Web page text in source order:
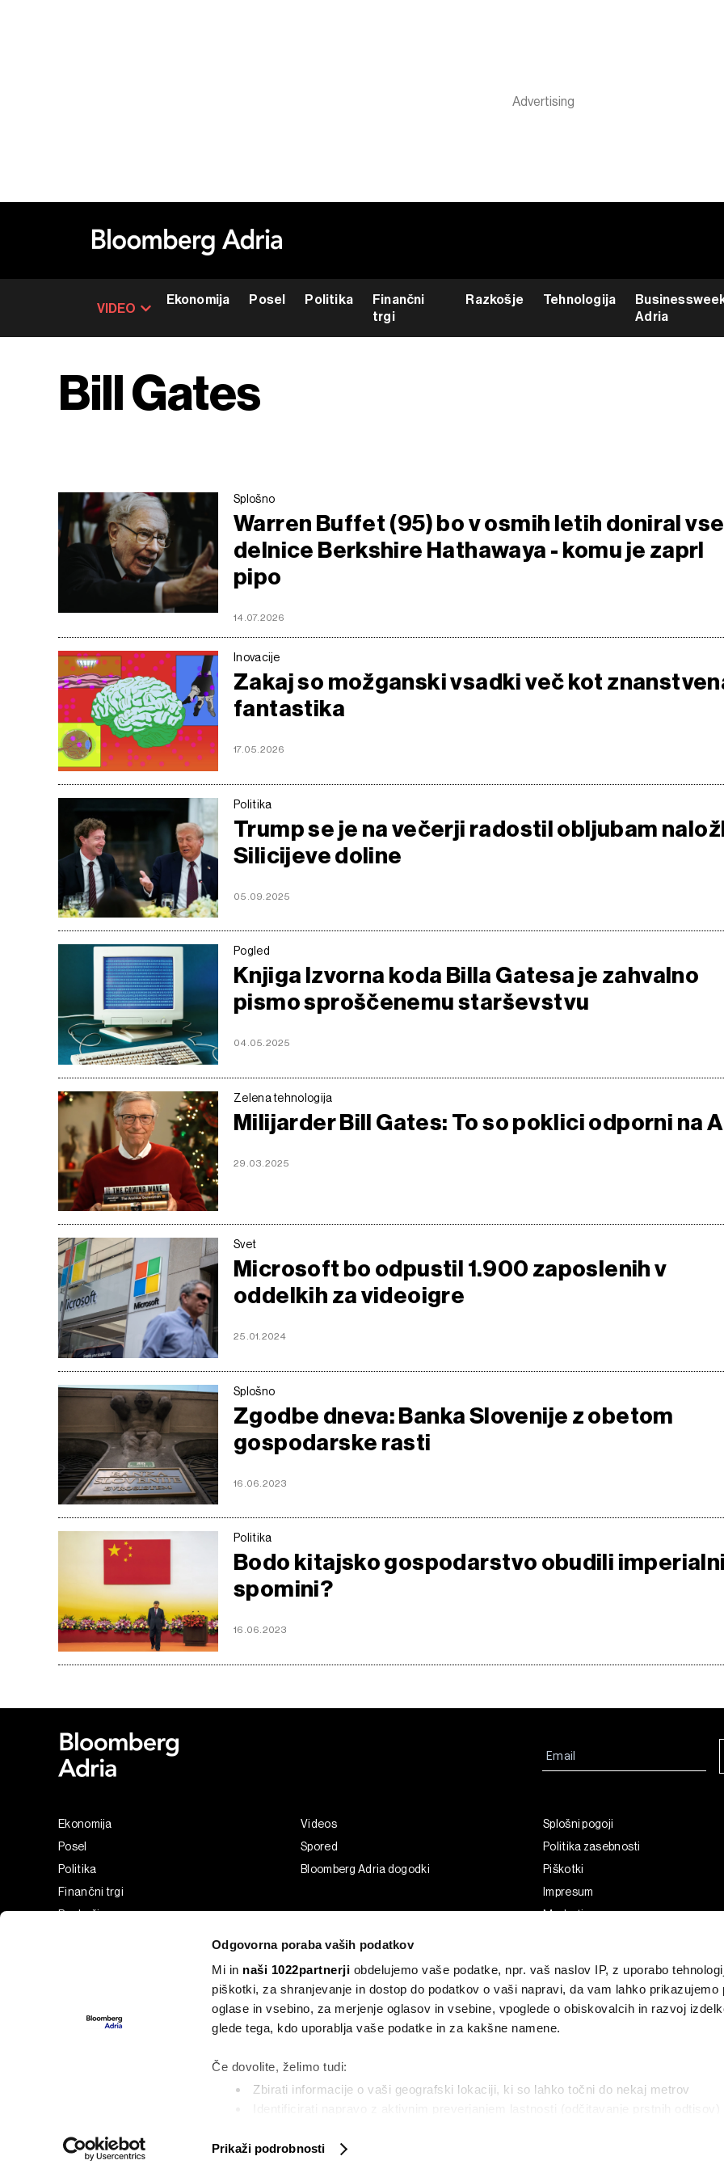
Odgovorna poraba vaših podatkov
Mi in naši 1022partnerji obdelujemo vaše podatke, npr. vaš naslov IP, z uporabo
piškotki, za shranjevanje in dostop do podatkov o vaši napravi, da vam lahko prikazujemo
oglase in vsebino, za merjenje oglasov in vsebine, vpoglede o obiskovalcih in razvoj
glede tega, kdo uporablja vaše podatke in za kakšne namene.
Če dovolite, želimo tudi:
Zbirati informacije o vaši geografski lokaciji, ki so lahko točni do nekaj metrov
podrobnostih. Lahko spremenite ali odstranite vaše dovoljenje kadarkoli iz Izjave o
Prikaži podrobnosti
VIDEO
Ekonomija Posel Politika
Finančni
trgi
Razkošje Tehnologija
Adria
Bill Gates
Splošno
Warren Buffet (95) bo v osmih letih doniral vse
delnice Berkshire Hathawaya - komu je zaprl
pipo
14.07.2026
Inovacije
Zakaj so možganski vsadki več kot
fantastika
17.05.2026
Politika
Trump se je na večerji radostil obljubam
Silicijeve doline
05.09.2025
Pogled
Knjiga Izvorna koda Billa Gatesa je zahvalno
pismo sproščenemu starševstvu
04.05.2025
Zelena tehnologija
Milijarder Bill Gates: To so poklici odporni na
29.03.2025
Svet
Microsoft bo odpustil 1.900 zaposlenih v
oddelkih za videoigre
25.01.2024
Splošno
Zgodbe dneva: Banka Slovenije z obetom
gospodarske rasti
16.06.2023
Politika
Bodo kitajsko gospodarstvo obudili
spomini?
16.06.2023
Ekonomija
Posel
Politika
Finančni trgi
Razkošje
Adria Insight
Videos
Spored
Bloomberg Adria dogodki
Splošni pogoji
Politika zasebnosti
Piškotki
Impresum
Marketing